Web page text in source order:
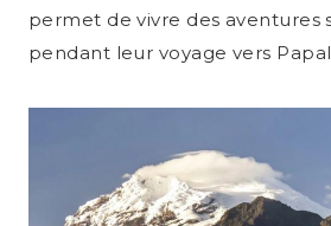
permet de vivre des aventures
pendant leur voyage vers